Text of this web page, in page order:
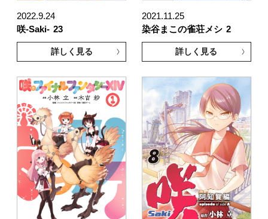
2022.9.24
咲-Saki- 23
詳しく見る
2021.11.25
染谷まこの雀荘メシ 2
詳しく見る